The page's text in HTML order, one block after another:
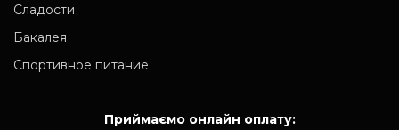
Сладости
Бакалея
Спортивное питание
Приймаємо онлайн оплату: